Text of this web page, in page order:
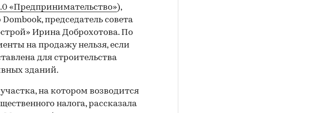
«Предпринимательство»),
председатель совета
Ирина Доброхотова. По
на продажу нельзя, если
для строительства
зданий.
на котором возводится
налога, рассказала